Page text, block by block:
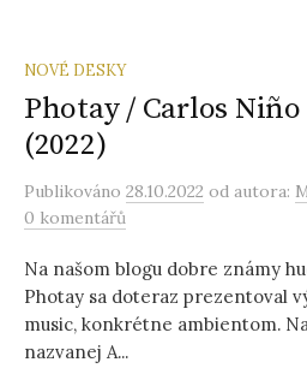
NOVÉ DESKY
Photay / Carlos
(2022)
Publikováno 28.10.2022 od autora:
0 komentářů
Na našom blogu dobre známy
Photay sa doteraz prezentoval
music, konkrétne ambientom.
nazvanej A...